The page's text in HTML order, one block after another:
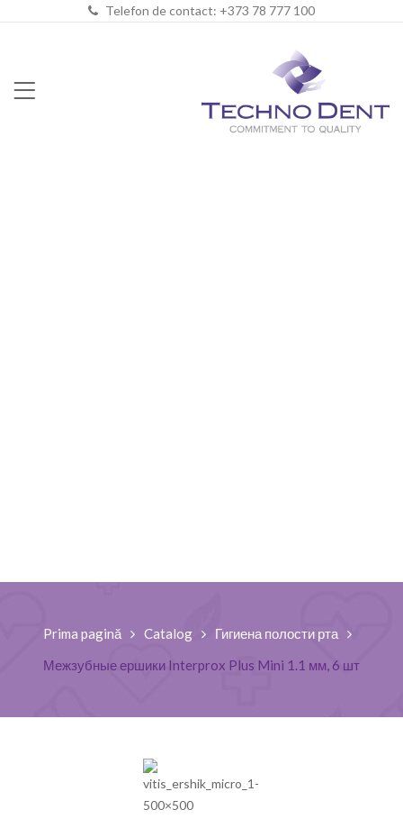
Telefon de contact: +373 78 777 100
Prima pagină Catalog
Гигиена полости рта
Межзубные ершики Interprox Plus Mini 1.1 мм, 6 шт